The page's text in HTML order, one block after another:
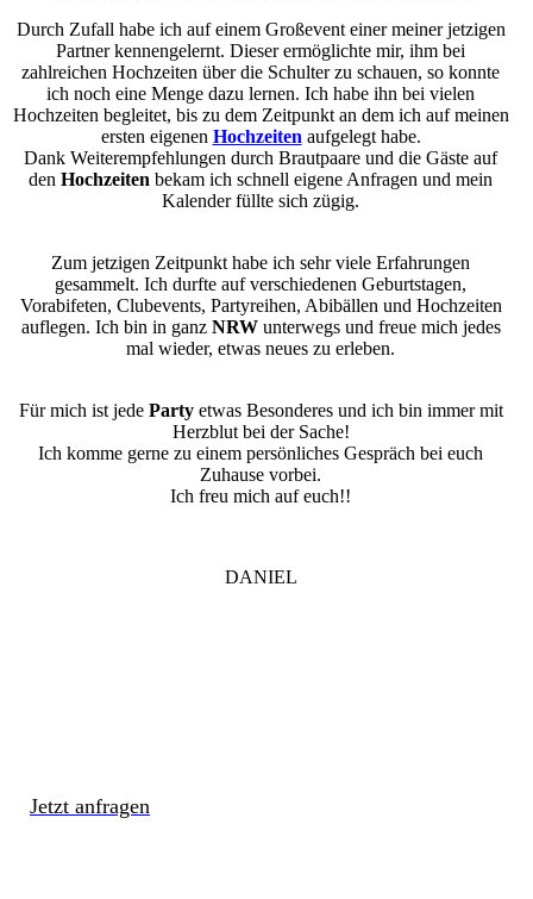
Durch Zufall habe ich auf einem Großevent einer meiner jetzigen
Partner kennengelernt. Dieser ermöglichte mir, ihm bei
zahlreichen Hochzeiten über die Schulter zu schauen, so konnte
ich noch eine Menge dazu lernen. Ich habe ihn bei vielen
Hochzeiten begleitet, bis zu dem Zeitpunkt an dem ich auf meinen
ersten eigenen Hochzeiten aufgelegt habe.
Dank Weiterempfehlungen durch Brautpaare und die Gäste auf
den Hochzeiten bekam ich schnell eigene Anfragen und mein
Kalender füllte sich zügig.
Zum jetzigen Zeitpunkt habe ich sehr viele Erfahrungen
gesammelt. Ich durfte auf verschiedenen Geburtstagen,
Vorabifeten, Clubevents, Partyreihen, Abibällen und Hochzeiten
auflegen. Ich bin in ganz NRW unterwegs und freue mich jedes
mal wieder, etwas neues zu erleben.
Für mich ist jede Partyetwas Besonderes und ich bin immer mit
Herzblut bei der Sache!
Ich komme gerne zu einem persönliches Gespräch bei euch
Zuhause vorbei.
Ich freu mich auf euch!!
DANIEL
Jetzt anfragen